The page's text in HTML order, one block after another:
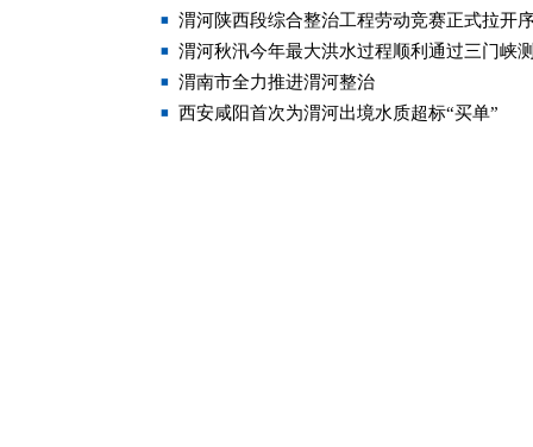
渭河陕西段综合整治工程劳动竞赛正式拉开
渭河秋汛今年最大洪水过程顺利通过三门峡
渭南市全力推进渭河整治
西安咸阳首次为渭河出境水质超标“买单”